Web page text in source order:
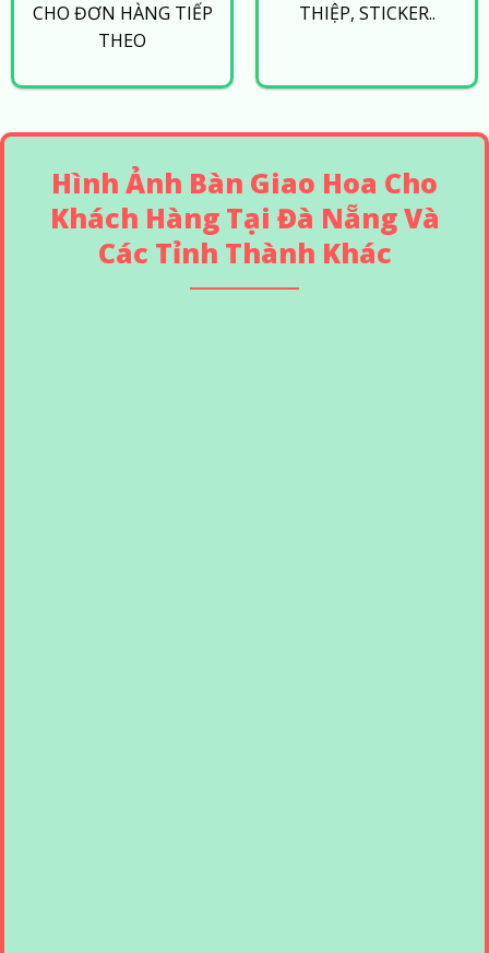
CHO ĐƠN HÀNG TIẾP
THEO
THIỆP, STICKER..
Hình Ảnh Bàn Giao Hoa Cho
Khách Hàng Tại Đà Nẵng Và
Các Tỉnh Thành Khác